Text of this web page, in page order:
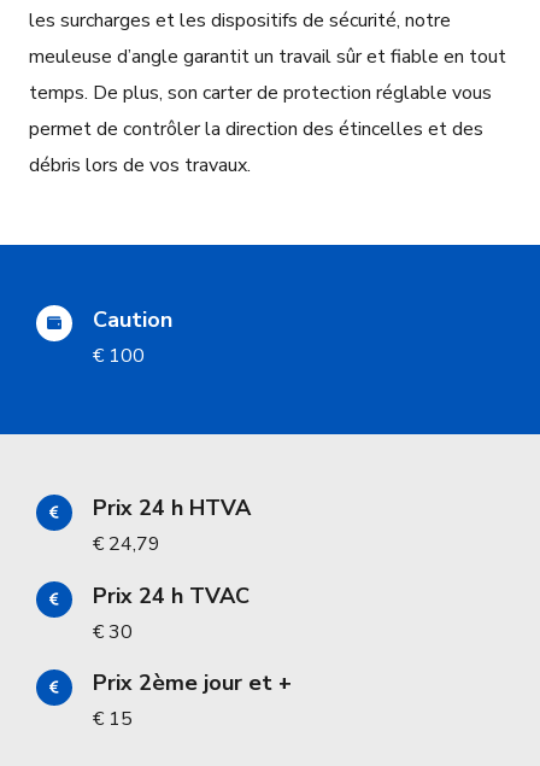
les surcharges et les dispositifs de sécurité, notre
meuleuse d’angle garantit un travail sûr et fiable en tout
temps. De plus, son carter de protection réglable vous
permet de contrôler la direction des étincelles et des
débris lors de vos travaux.
Caution
€ 100
Prix 24 h HTVA
€ 24,79
Prix 24 h TVAC
€ 30
Prix 2ème jour et +
€ 15